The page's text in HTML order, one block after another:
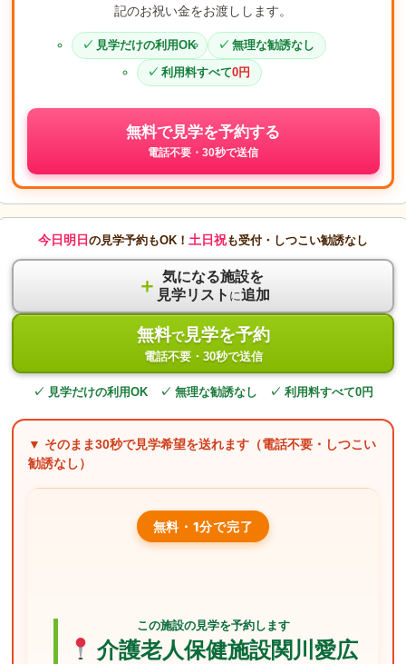
記のお祝い金をお渡しします。
見学だけの利用OK
無理な勧誘なし
利用料すべて0円
無料で見学を予約する
電話不要・30秒で送信
今日明日 の見学予約もOK！ 土日祝も受付・しつこい勧誘なし
＋ 気になる施設を
見学リスト に追加
無料で見学を予約
電話不要・30秒で送信
✓ 見学だけの利用OK ✓ 無理な勧誘なし ✓ 利用料すべて0円
▼ そのまま30秒で見学希望を送れます（電話不要・しつこい
勧誘なし）
無料・1分で完了
この施設の見学を予約します
介護老人保健施設関川愛広